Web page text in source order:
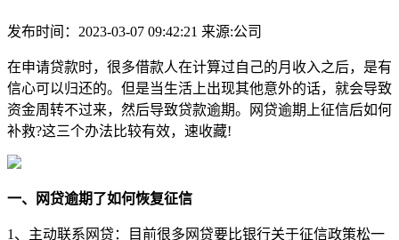
发布时间：2023-03-07 09:42:21 来源:公司
在申请贷款时，很多借款人在计算过自己的月收入之后，是有
信心可以归还的。但是当生活上出现其他意外的话，就会导致
资金周转不过来，然后导致贷款逾期。网贷逾期上征信后如何
补救?这三个办法比较有效，速收藏!
一、网贷逾期了如何恢复征信
1、主动联系网贷：目前很多网贷要比银行关于征信政策松一